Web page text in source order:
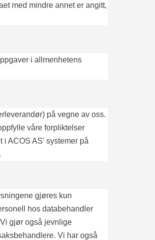
med mindre annet er angitt,
i allmenhetens
på vegne av oss.
våre forpliktelser
i ACOS AS' systemer på
gjøres kun
hos databehandler
gjør også jevnlige
Vi har også